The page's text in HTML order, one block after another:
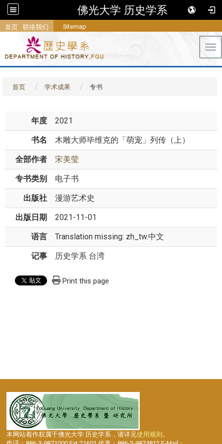
佛光大学 历史学系
首页 联络我们 Sitemap
首页 学术成果 专书
年度 2021
书名 木雕大师毕维克的「萌宠」列传（上）
全部作者 宋美莹
专书类别 电子书
出版社 漫游艺术史
出版日期 2021-11-01
语言 Translation missing: zh_tw.中文
记事 历史学系 台湾
Print this page
本网站着作权属于佛光大学 历史学系，请详见使用规则 。